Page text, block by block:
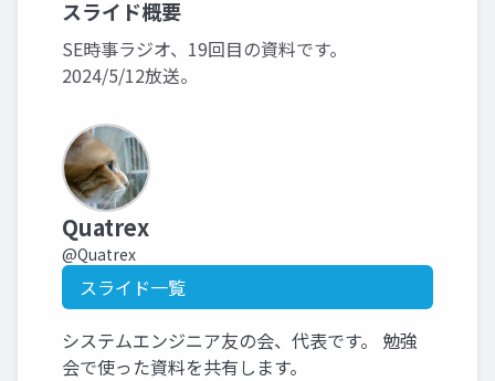
スライド概要
SE時事ラジオ、19回目の資料です。
2024/5/12放送。
Quatrex
@Quatrex
スライド一覧
システムエンジニア友の会、代表です。 勉強
会で使った資料を共有します。